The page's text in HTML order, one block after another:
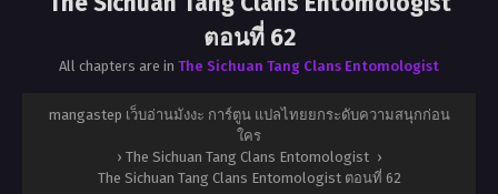
ตอนที่ 62
All chapters are in The Sichuan Tang Clans Entomologist
mangastep เว็บอ่านมังงะ การ์ตูน แปลไทยยกระดับความสนุกก่อน
ใคร
› The Sichuan Tang Clans Entomologist ›
The Sichuan Tang Clans Entomologist ตอนที่ 62